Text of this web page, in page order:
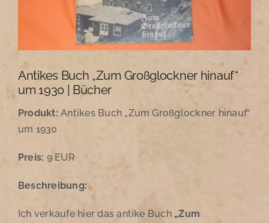
zum Shop
Antikes Buch „Zum Großglockner hinauf“
um 1930 | Bücher
Produkt:Antikes Buch „Zum Großglockner hinauf“
um 1930
Preis: 9 EUR
Beschreibung:
Ich verkaufe hier das antike Buch „Zum